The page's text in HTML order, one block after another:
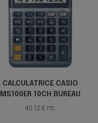
CALCULATRICE CASIO
MS100ER 10CH BUREAU
40.12 € TTC